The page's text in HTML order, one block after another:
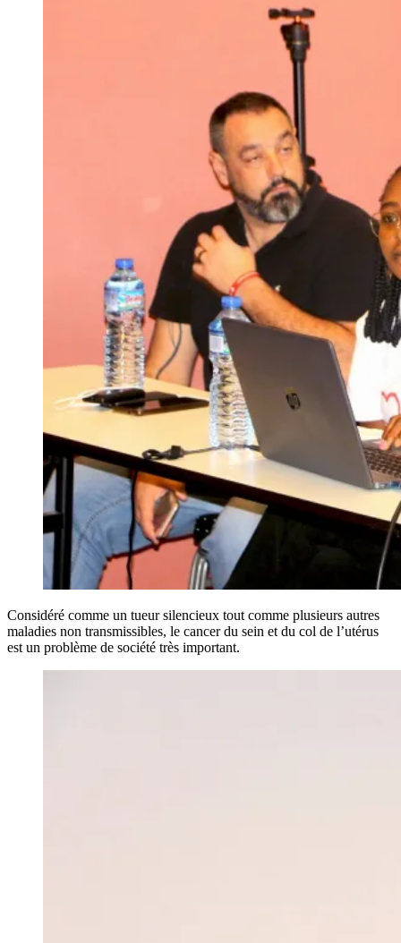
Considéré comme un tueur silencieux tout comme plusieurs autres
maladies non transmissibles, le cancer du sein et du col de l’utérus
est un problème de société très important.